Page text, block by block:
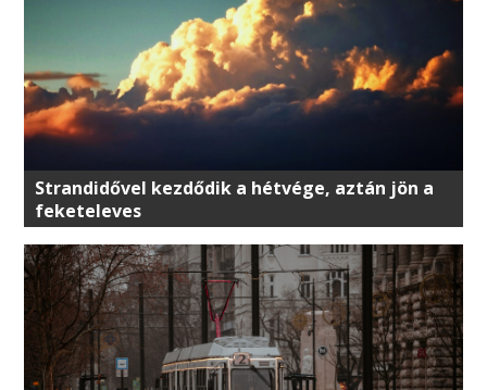
Strandidővel kezdődik a hétvége, aztán jön a
feketeleves